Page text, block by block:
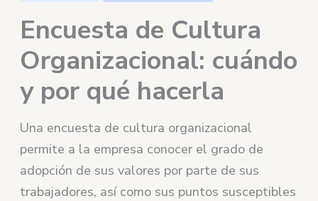
Encuesta de Cultura
Organizacional: cuándo
y por qué hacerla
Una encuesta de cultura organizacional
permite a la empresa conocer el grado de
adopción de sus valores por parte de sus
trabajadores, así como sus puntos susceptibles